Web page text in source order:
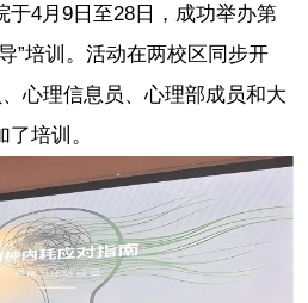
于4月9日至28日，成功举办第
”培训。活动在两校区同步开
心理信息员、心理部成员和大
培训。